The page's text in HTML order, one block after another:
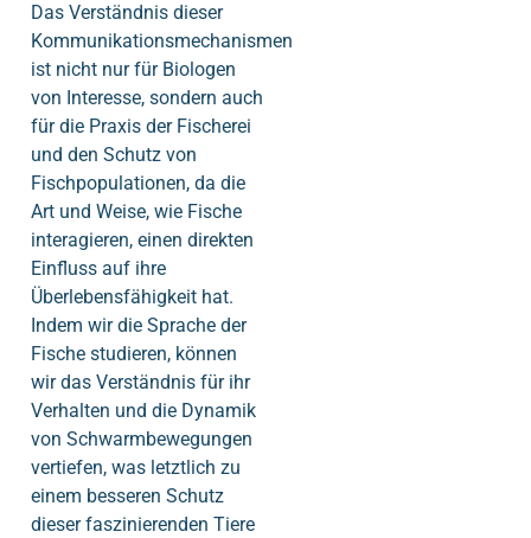
Das Verständnis dieser
Kommunikationsmechanismen
ist nicht nur für Biologen
von Interesse, sondern auch
für die Praxis der Fischerei
und den Schutz von
Fischpopulationen, da die
Art und Weise, wie Fische
interagieren, einen direkten
Einfluss auf ihre
Überlebensfähigkeit hat.
Indem wir die Sprache der
Fische studieren, können
wir das Verständnis für ihr
Verhalten und die Dynamik
von Schwarmbewegungen
vertiefen, was letztlich zu
einem besseren Schutz
dieser faszinierenden Tiere